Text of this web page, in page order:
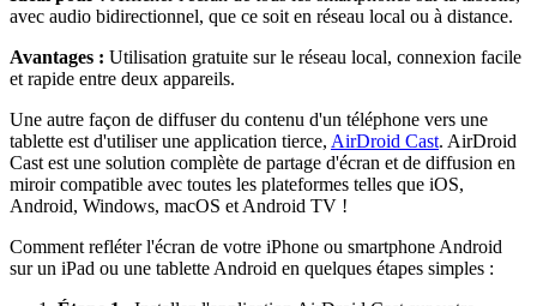
avec audio bidirectionnel, que ce soit en réseau local ou à distance.
Avantages : Utilisation gratuite sur le réseau local, connexion facile
et rapide entre deux appareils.
Une autre façon de diffuser du contenu d'un téléphone vers une
tablette est d'utiliser une application tierce, AirDroid Cast. AirDroid
Cast est une solution complète de partage d'écran et de diffusion en
miroir compatible avec toutes les plateformes telles que iOS,
Android, Windows, macOS et Android TV !
Comment refléter l'écran de votre iPhone ou smartphone Android
sur un iPad ou une tablette Android en quelques étapes simples :